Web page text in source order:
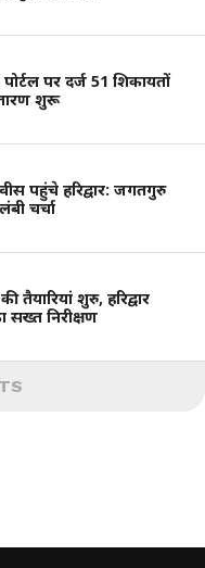
पर दर्ज 51 शिकायतों
शुरू
पहुंचे हरिद्वार: जगतगुरु
चर्चा
तैयारियां शुरु, हरिद्वार
सख्त निरीक्षण